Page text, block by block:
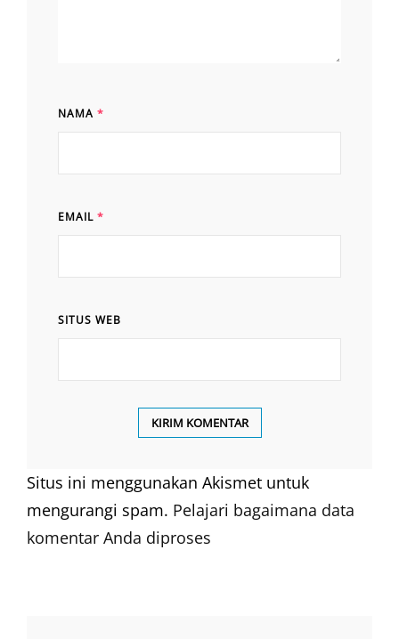
NAMA *
EMAIL *
SITUS WEB
Situs ini menggunakan Akismet untuk
mengurangi spam. Pelajari bagaimana data
komentar Anda diproses